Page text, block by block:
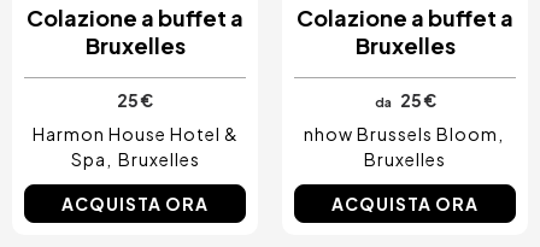
Colazione a buffet a
Bruxelles
25 €
Harmon House Hotel &
Spa
Bruxelles
ACQUISTA ORA
Colazione a buffet a
Bruxelles
da
25 €
nhow Brussels Bloom
Bruxelles
ACQUISTA ORA